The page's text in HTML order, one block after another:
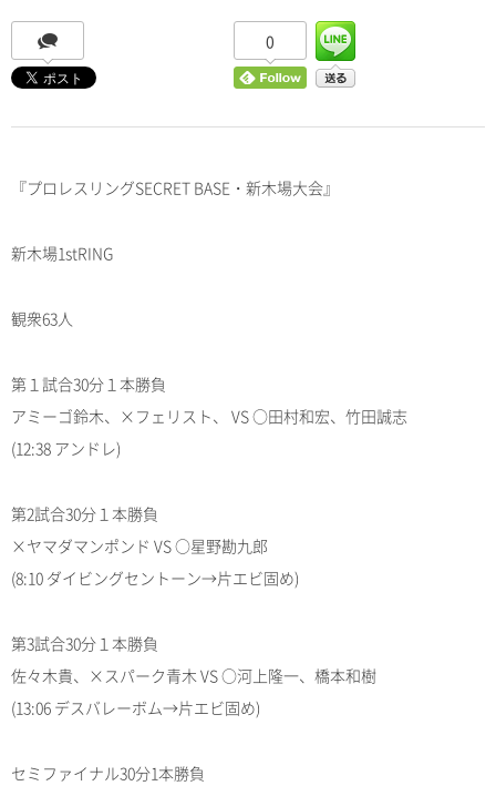
0
『プロレスリングSECRET BASE・新木場大会』
新木場1stRING
観衆63人
第１試合30分１本勝負
アミーゴ鈴木、×フェリスト、 VS ○田村和宏、竹田誠志
(12:38 アンドレ)
第2試合30分１本勝負
×ヤマダマンポンド VS ○星野勘九郎
(8:10 ダイビングセントーン→片エビ固め)
第3試合30分１本勝負
佐々木貴、×スパーク青木 VS ○河上隆一、橋本和樹
(13:06 デスバレーボム→片エビ固め)
セミファイナル30分1本勝負